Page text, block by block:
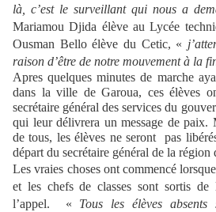
là, c’est le surveillant qui nous a
Mariamou Djida élève au Lycée
Ousman Bello élève du Cetic, «
raison d’être de notre mouvement à la
Apres quelques minutes de marche
dans la ville de Garoua, ces élèves
secrétaire général des services du
qui leur délivrera un message de paix.
de tous, les élèves ne seront pas
départ du secrétaire général de la région
Les vraies choses ont commencé
et les chefs de classes sont sortis de
l’appel. « Tous les élèves absents